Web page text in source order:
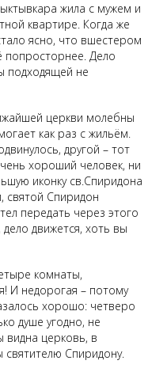
жила с мужем и
квартире. Когда же
ясно, что вшестером
попросторнее. Дело
подходящей не
церкви молебны
как раз с жильём.
другой – тот
хороший человек, ни
иконку св.Спиридона
святой Спиридон
передать через этого
движется, хоть вы
комнаты,
И недорогая – потому
хорошо: четверо
душе угодно, не
видна церковь, в
Спиридону.